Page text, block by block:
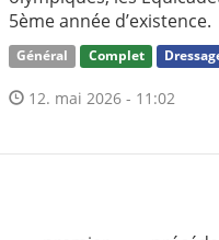
5ème année d’existence.
Général Complet
12. mai 2026 - 11:02